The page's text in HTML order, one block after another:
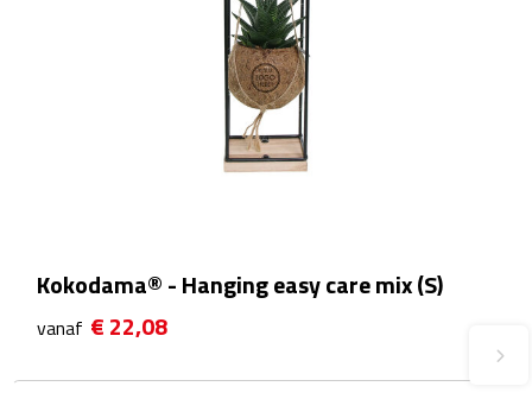
Thermosbekers
Drinkflessen
Kokodama® - Hanging easy care mix (S)
vanaf € 22,08